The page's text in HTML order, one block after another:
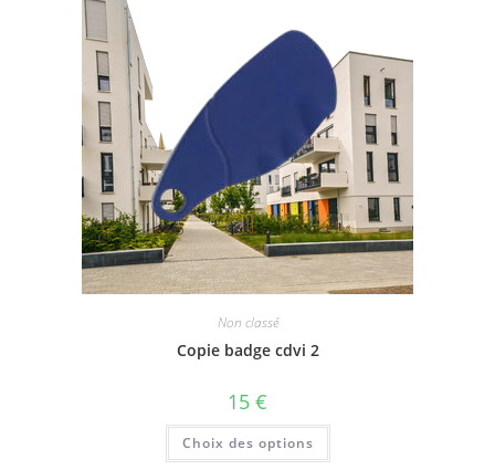
Non classé
Copie badge cdvi 2
15 €
Choix des options